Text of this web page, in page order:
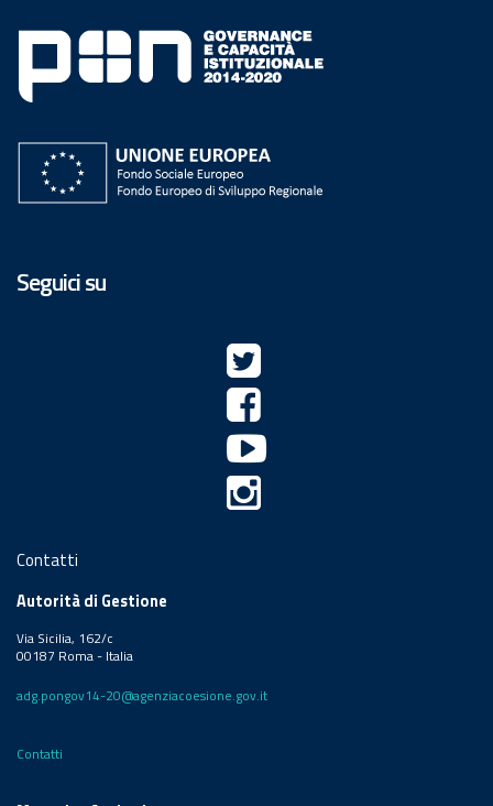
Seguici su
Contatti
Autorità di Gestione
Via Sicilia, 162/c
00187 Roma - Italia
adg.pongov14-20@agenziacoesione.gov.it
Contatti